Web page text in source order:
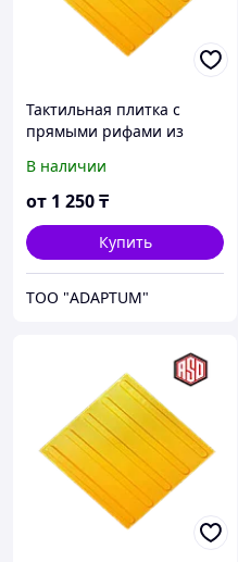
Тактильная плитка с
прямыми рифами из
300*300*6 мм
В наличии
от 1 250₸
Купить
ТОО "ADAPTUM"